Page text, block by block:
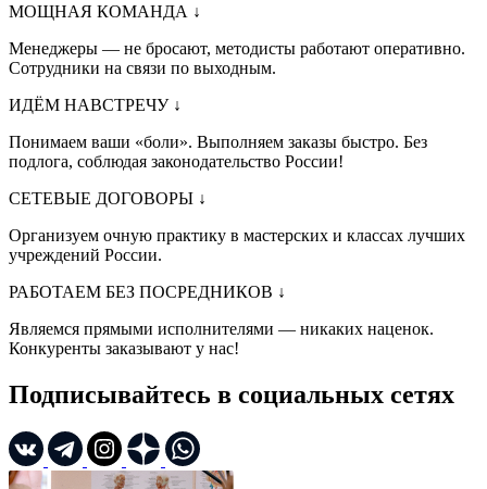
МОЩНАЯ КОМАНДА ↓
Менеджеры — не бросают, методисты работают оперативно.
Сотрудники на связи по выходным.
ИДЁМ НАВСТРЕЧУ ↓
Понимаем ваши «боли». Выполняем заказы быстро. Без
подлога, соблюдая законодательство России!
СЕТЕВЫЕ ДОГОВОРЫ ↓
Организуем очную практику в мастерских и классах лучших
учреждений России.
РАБОТАЕМ БЕЗ ПОСРЕДНИКОВ ↓
Являемся прямыми исполнителями — никаких наценок.
Конкуренты заказывают у нас!
Подписывайтесь в социальных сетях